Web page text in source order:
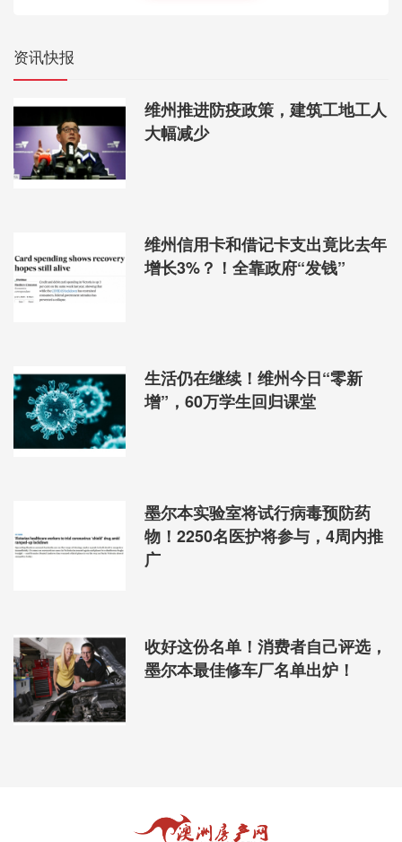
资讯快报
维州推进防疫政策，建筑工地工人
大幅减少
维州信用卡和借记卡支出竟比去年
增长3%？！全靠政府“发钱”
生活仍在继续！维州今日“零新
增”，60万学生回归课堂
墨尔本实验室将试行病毒预防药
物！2250名医护将参与，4周内推
广
收好这份名单！消费者自己评选，
墨尔本最佳修车厂名单出炉！